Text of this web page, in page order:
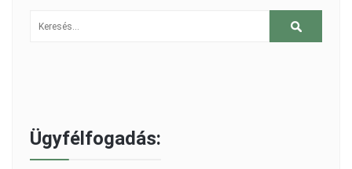
Ügyfélfogadás: